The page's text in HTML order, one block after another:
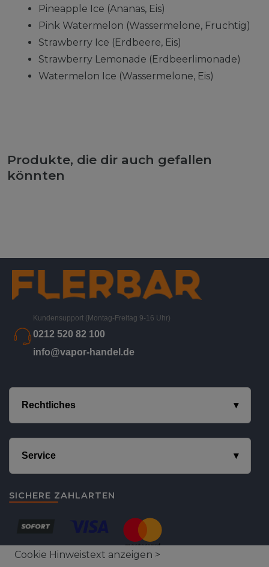
Pineapple Ice (Ananas, Eis)
Pink Watermelon (Wassermelone, Fruchtig)
Strawberry Ice (Erdbeere, Eis)
Strawberry Lemonade (Erdbeerlimonade)
Watermelon Ice (Wassermelone, Eis)
Produkte, die dir auch gefallen
könnten
Kundensupport (Montag-Freitag 9-16 Uhr)
0212 520 82 100
info@vapor-handel.de
Rechtliches
Service
SICHERE ZAHLARTEN
Cookie Hinweistext anzeigen >